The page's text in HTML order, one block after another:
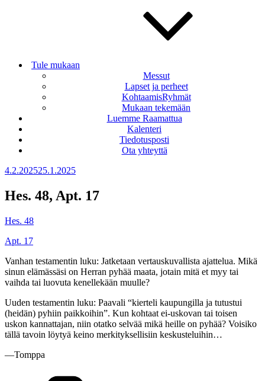
Tule mukaan
Messut
Lapset ja perheet
KohtaamisRyhmät
Mukaan tekemään
Luemme Raamattua
Kalenteri
Tiedotusposti
Ota yhteyttä
Julkaistu
4.2.202525.1.2025
Hes. 48, Apt. 17
Hes. 48
Apt. 17
Vanhan testamentin luku: Jatketaan vertauskuvallista ajattelua. Mikä
sinun elämässäsi on Herran pyhää maata, jotain mitä et myy tai
vaihda tai luovuta kenellekään muulle?
Uuden testamentin luku: Paavali “kierteli kaupungilla ja tutustui
(heidän) pyhiin paikkoihin”. Kun kohtaat ei-uskovan tai toisen
uskon kannattajan, niin otatko selvää mikä heille on pyhää? Voisiko
tällä tavoin löytyä keino merkityksellisiin keskusteluihin…
—Tomppa